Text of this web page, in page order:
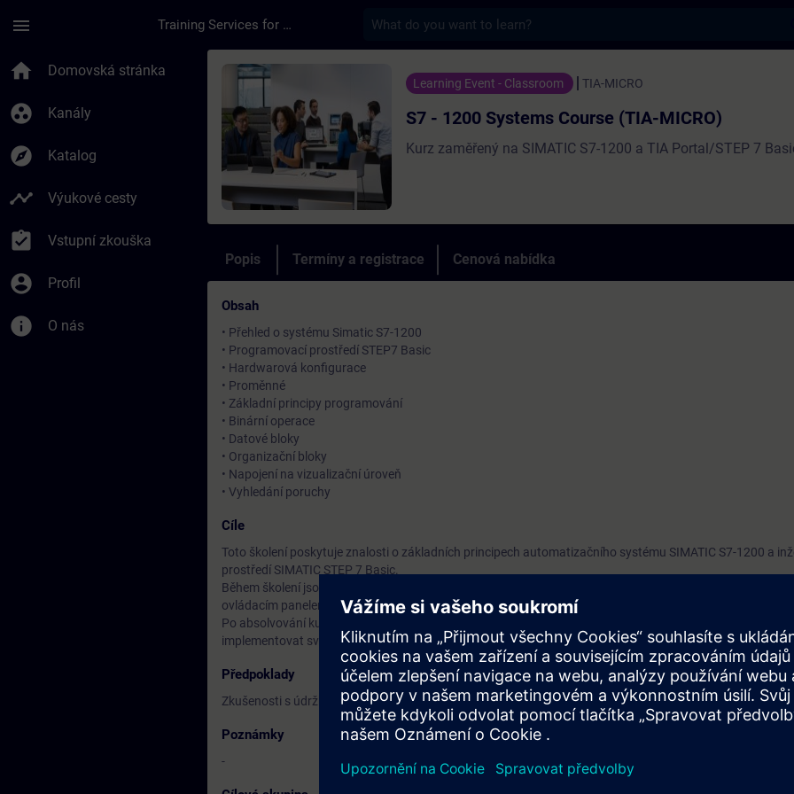
menu Training Services for Digital Industries
home Domovská stránka
group_work Kanály
explore Katalog
timeline Výukové cesty
assignment_turned_in Vstupní zkouška
account_circle Profil
info O nás
Kurz - S7 - 1200 Systems Course (TIA-MICRO) - Školení -
Learning Event - Classroom TIA-MICRO
S7 - 1200 Systems Course (TIA-MICRO)
Kurz zaměřený na SIMATIC S7-1200 a TIA Portal/STEP 7
Popis Termíny a registrace Cenová nabídka
Obsah
• Přehled o systému Simatic S7-1200
• Programovací prostředí STEP7 Basic
• Hardwarová konfigurace
• Proměnné
• Základní principy programování
• Binární operace
• Datové bloky
• Organizační bloky
• Napojení na vizualizační úroveň
• Vyhledání poruchy
Cíle
Toto školení poskytuje znalosti o základních principech automatizačního systému SIMATIC S7-1200 a
prostředí SIMATIC STEP 7 Basic.
Během školení jsou všechna témata prohlubována praktickými cvičeními s automatizačním systémem
ovládacím panelem Basis Panel a modelem dopravníkového pásu. Díky tomu si můžete upevnit své
Po absolvování kurzu budete schopni efektivně využívat nový automatizační systém Siemens SIMATIC
implementovat své programy. Tím ušetříte čas a optimalizujete svou pracovní náročnost.
Předpoklady
Zkušenosti s údržbou a programováním PLC.
Poznámky
-